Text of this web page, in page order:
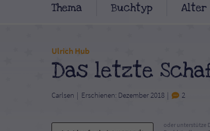
Thema Buchtyp Alter
Ulrich Hub
Das letzte
Carlsen Erschienen: Dezember 2018 2
oder unterstütze